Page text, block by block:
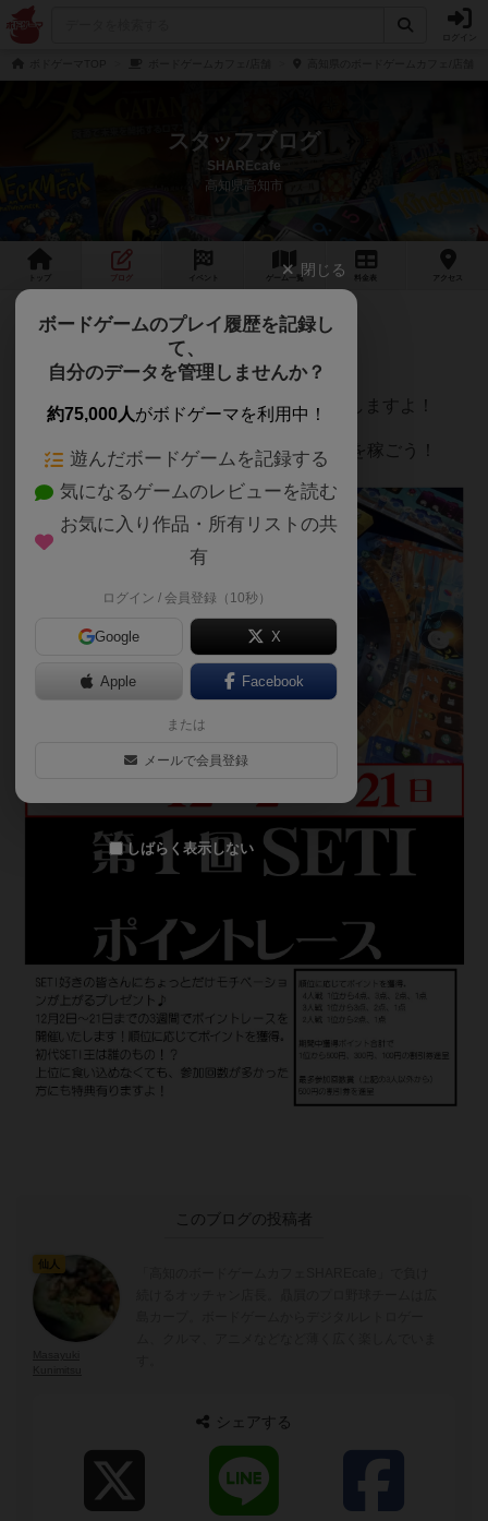
スタッフブログ
SHAREcafe
高知県高知市
ゲーム 一覧 料金 アクセス
第1回 SETIポイントレース開催！
ただいま、当店で大人気のSETI！
そこで、今月はポイントレースを開催いたしますよ！
12月は異星人とわちゃわちゃしてポイントを稼ごう！
このブログの投稿者
仙人
シェアする
閉じる
ボードゲームのプレイ履歴を記録し
て、
自分のデータを管理しませんか？
約75,000人がボドゲーマを利用中！
遊んだボードゲームを記録する
気になるゲームのレビューを読む
お気に入り作品・所有リストの共
有
ログイン / 会員登録（10秒）
Google X
Apple Facebook
または
メールで会員登録
しばらく表示しない